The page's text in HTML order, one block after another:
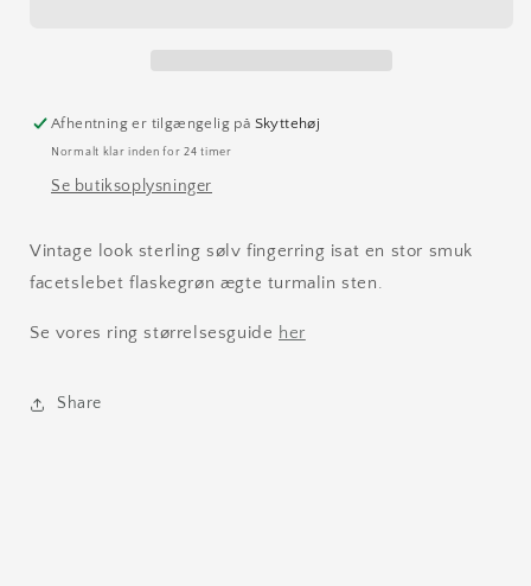
Afhentning er tilgængelig på Skyttehøj
Normalt klar inden for 24 timer
Se butiksoplysninger
Vintage look sterling sølv fingerring isat en stor smuk
facetslebet flaskegrøn ægte turmalin sten.
Se vores ring størrelsesguide her
Share